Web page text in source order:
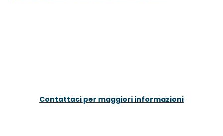
Contattaci per maggiori informazioni